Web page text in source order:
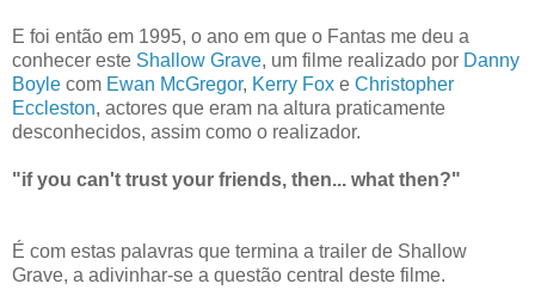
E foi então em 1995, o ano em que o Fantas me deu a
conhecer este Shallow Grave, um filme realizado por Danny
Boyle com Ewan McGregor, Kerry Fox e Christopher
Eccleston, actores que eram na altura praticamente
desconhecidos, assim como o realizador.
"if you can't trust your friends, then... what then?"
É com estas palavras que termina a trailer de Shallow
Grave, a adivinhar-se a questão central deste filme.